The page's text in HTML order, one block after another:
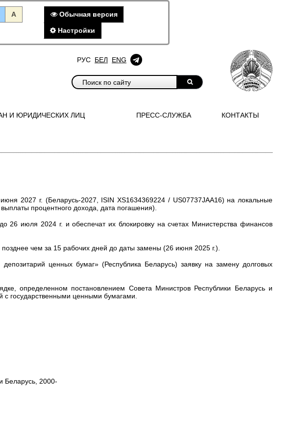
A Обычная версия
Настройки
РУС БЕЛ ENG
И ЮРИДИЧЕСКИХ ЛИЦ ПРЕСС-СЛУЖБА КОНТАКТЫ
2027 г. (Беларусь-2027, ISIN XS1634369224 / US07737JAA16) на локальные
процентного дохода, дата погашения).
26 июля 2024 г. и обеспечат их блокировку на счетах Министерства финансов
чем за 15 рабочих дней до даты замены (26 июня 2025 г.).
ценных бумаг» (Республика Беларусь) заявку на замену долговых
определенном постановлением Совета Министров Республики Беларусь и
с государственными ценными бумагами
Беларусь, 2000-